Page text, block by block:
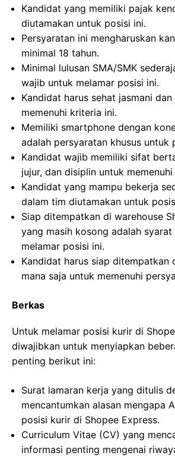
Kandidat yang memiliki pajak
diutamakan untuk posisi ini.
Persyaratan ini mengharuskan
minimal 18 tahun.
Minimal lulusan SMA/SMK
wajib untuk melamar posisi ini.
Kandidat harus sehat jasmani
memenuhi kriteria ini.
Memiliki smartphone dengan
adalah persyaratan khusus untuk
Kandidat wajib memiliki sifat
jujur, dan disiplin untuk
Kandidat yang mampu bekerja
dalam tim diutamakan untuk
Siap ditempatkan di warehouse
yang masih kosong adalah
melamar posisi ini.
Kandidat harus siap ditempatkan
mana saja untuk memenuhi
Berkas
Untuk melamar posisi kurir di
diwajibkan untuk menyiapkan
penting berikut ini:
Surat lamaran kerja yang ditulis
mencantumkan alasan mengapa
posisi kurir di Shopee Express.
Curriculum Vitae (CV) yang
informasi penting mengenai